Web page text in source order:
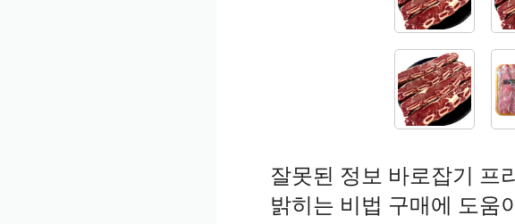
잘못된 정보 바로잡기
밝히는 비법 구매에 도움